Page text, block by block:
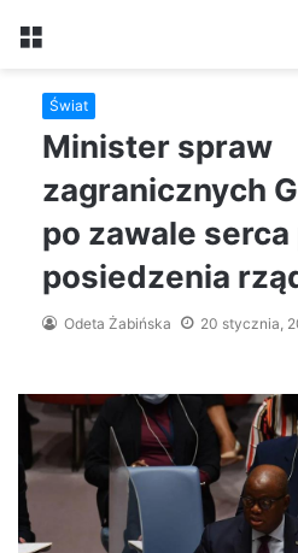
Menu
Świat
Minister spraw
zagranicznych
po zawale
posiedzenia
Odeta Żabińska 20 stycznia,